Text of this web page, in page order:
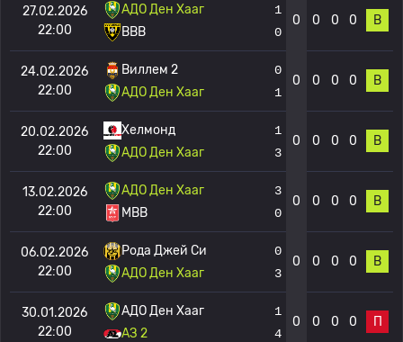
27.02.2026
22:00
АДО Ден Хааг
ВВВ
1
0
0 0 0 0 В
24.02.2026
22:00
Виллем 2
АДО Ден Хааг
0
1
0 0 0 0 В
20.02.2026
22:00
Хелмонд
АДО Ден Хааг
1
3
0 0 0 0 В
13.02.2026
22:00
АДО Ден Хааг
МВВ
3
0
0 0 0 0 В
06.02.2026
22:00
Рода Джей Си
АДО Ден Хааг
0
3
0 0 0 0 В
30.01.2026
22:00
АДО Ден Хааг
АЗ 2
1
4
0 0 0 0 П